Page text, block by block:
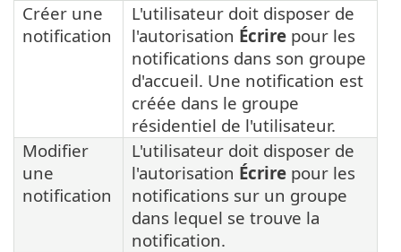
Créer une
notification
L'utilisateur doit disposer de
l'autorisation Écrire pour les
notifications dans son groupe
d'accueil. Une notification est
créée dans le groupe
résidentiel de l'utilisateur.
Modifier
une
notification
L'utilisateur doit disposer de
l'autorisation Écrire pour les
notifications sur un groupe
dans lequel se trouve la
notification.